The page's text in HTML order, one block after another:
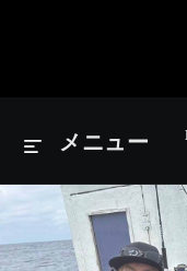
メニュー